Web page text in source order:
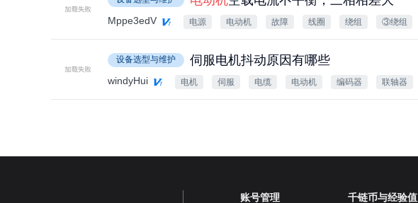
Mppe3edV 电源 电动机 故障 线圈 绕组 ③绕组
设备选型与维护 伺服电机抖动原因有哪些
windyHui 电机 伺服 电缆 电动机 编码器 联轴器
账号管理 千链币与经验值